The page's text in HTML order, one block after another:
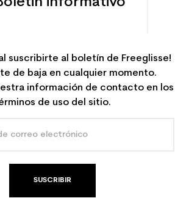
suscribirte al boletín de Freeglisse!
de baja en cualquier momento.
información de contacto en los
de uso del sitio.
SUSCRIBIR